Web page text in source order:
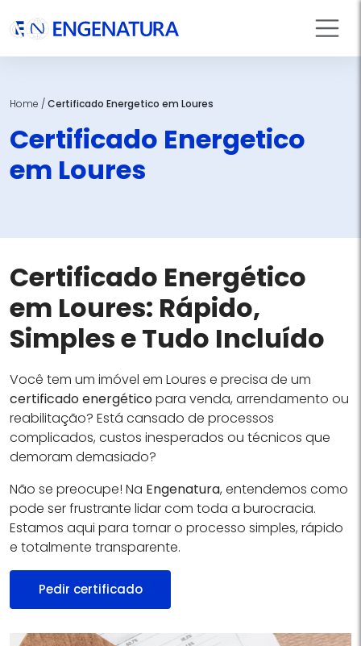
Home /Certificado Energetico em Loures
Certificado Energetico
em Loures
Certificado Energético
em Loures: Rápido,
Simples e Tudo Incluído
Você tem um imóvel em Loures e precisa de um
certificado energéticopara venda, arrendamento ou
reabilitação? Está cansado de processos
complicados, custos inesperados ou técnicos que
demoram demasiado?
Não se preocupe! Na Engenatura, entendemos como
pode ser frustrante lidar com toda a burocracia.
Estamos aqui para tornar o processo simples, rápido
e totalmente transparente.
Pedir certificado